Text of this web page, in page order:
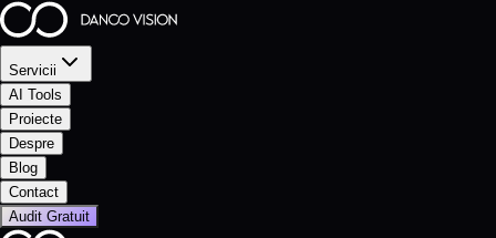
Servicii
AI Tools
Proiecte
Despre
Blog
Contact
Audit Gratuit